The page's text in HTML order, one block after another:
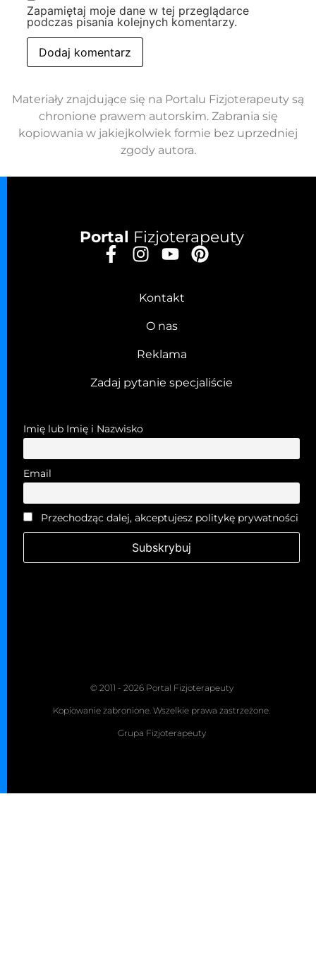
Zapamiętaj moje dane w tej przeglądarce
podczas pisania kolejnych komentarzy.
Materiały znajdujące się na Portalu Fizjoterapeuty są
chronione prawem autorskim. Zabrania się
kopiowania w jakiejkolwiek formie bez uprzedniej
zgody autora.
Portal Fizjoterapeuty
Kontakt
O nas
Reklama
Zadaj pytanie specjaliście
Imię lub Imię i Nazwisko
Email
Przechodząc dalej, akceptujesz politykę prywatności
© 2011 - 2026 Portal Fizjoterapeuty
Kopiowanie zabronione. Wszelkie prawa zastrzeżone.
Grupa Fizjoterapeuty